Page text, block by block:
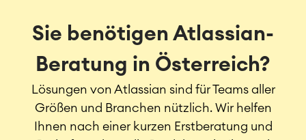
Sie benötigen Atlassian-
Beratung in Österreich?
Lösungen von Atlassian sind für Teams aller
Größen und Branchen nützlich. Wir helfen
Ihnen nach einer kurzen Erstberatung und